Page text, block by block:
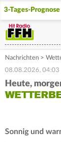
3-Tages-Prognose
Nachrichten >
08.08.2026, 04:03
Heute,
Sonnig und